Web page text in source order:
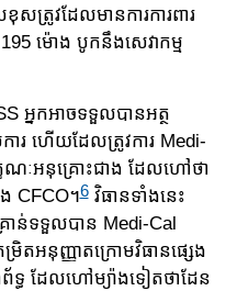
ត្រូវដែលមានការការពារ
ម៉ោង បូកនឹ​ង​សេ​វា​កម្ម​
អ្នកអាចទទួលបានអត្ថ
ារ ហើយដែលត្រូវការ Medi-
ណៈ​អនុ​គ្រោះជាង ដែលហៅថា
ង CFCO។6វិធានទាំងនេះ
រាន់ទទួលបាន Medi-Cal
តអនុញ្ញាត​ក្រោមវិធានផ្សេង​
ទ្ធ ដែលហៅម្យ៉ាងទៀតថាដែន